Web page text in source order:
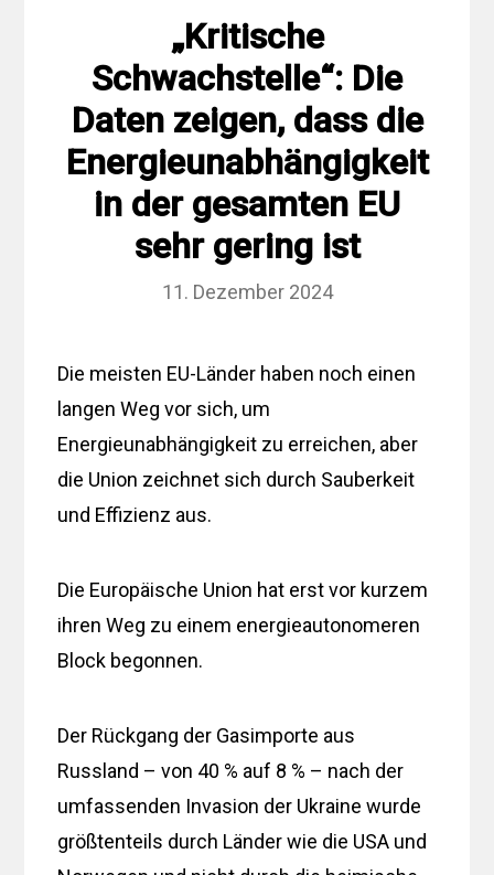
„Kritische
Schwachstelle“: Die
Daten zeigen, dass die
Energieunabhängigkeit
in der gesamten EU
sehr gering ist
11. Dezember 2024
Die meisten EU-Länder haben noch einen
langen Weg vor sich, um
Energieunabhängigkeit zu erreichen, aber
die Union zeichnet sich durch Sauberkeit
und Effizienz aus.
Die Europäische Union hat erst vor kurzem
ihren Weg zu einem energieautonomeren
Block begonnen.
Der Rückgang der Gasimporte aus
Russland – von 40 % auf 8 % – nach der
umfassenden Invasion der Ukraine wurde
größtenteils durch Länder wie die USA und